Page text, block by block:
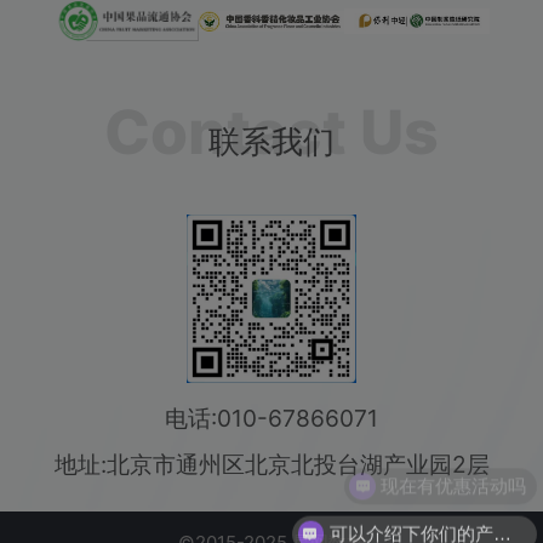
联系我们
电话:010-67866071
地址:北京市通州区北京北投台湖产业园2层
可以介绍下你们的产品么